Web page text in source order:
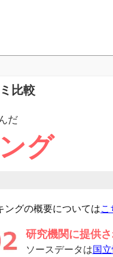
比較
だ
グ
ングの概要についてはこ
研究機関に提供
ソースデータは国